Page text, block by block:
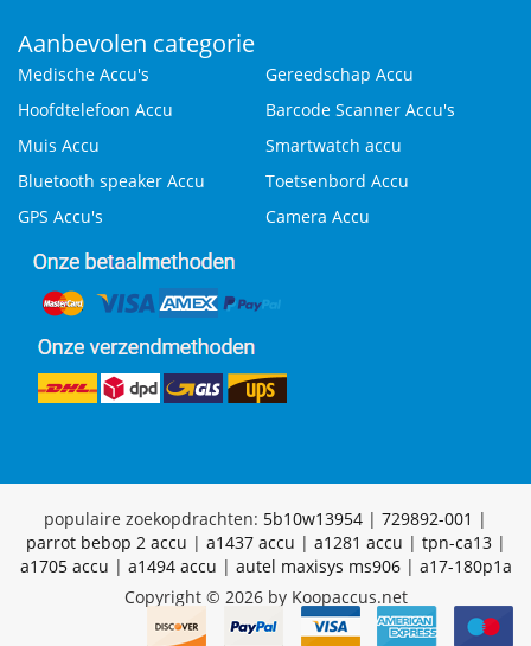
Aanbevolen categorie
Medische Accu's
Gereedschap Accu
Hoofdtelefoon Accu
Barcode Scanner Accu's
Muis Accu
Smartwatch accu
Bluetooth speaker Accu
Toetsenbord Accu
GPS Accu's
Camera Accu
populaire zoekopdrachten: 5b10w13954 | 729892-001 |
parrot bebop 2 accu | a1437 accu | a1281 accu | tpn-ca13|
a1705 accu | a1494 accu | autel maxisys ms906| a17-180p1a
Copyright © 2026 by Koopaccus.net